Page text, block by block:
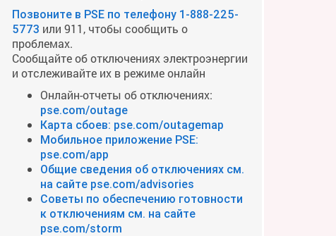
Позвоните в PSE по телефону 1-888-225-
5773 или 911, чтобы сообщить о
проблемах.
Сообщайте об отключениях электроэнергии
и отслеживайте их в режиме онлайн
Онлайн-отчеты об отключениях:
pse.com/outage
Карта сбоев: pse.com/outagemap
Мобильное приложение PSE:
pse.com/app
Общие сведения об отключениях см.
на сайте pse.com/advisories
Советы по обеспечению готовности
к отключениям см. на сайте
pse.com/storm